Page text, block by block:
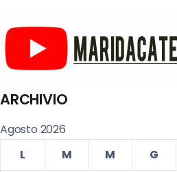
ARCHIVIO
Agosto 2026
L
M M G